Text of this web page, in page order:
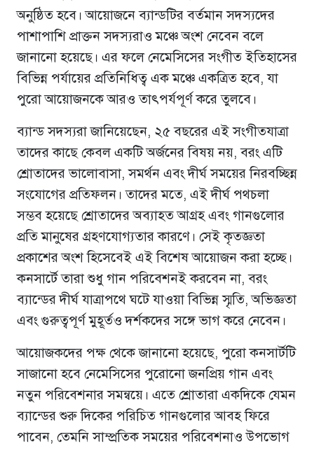
অনুষ্ঠিত হবে। আয়োজনে ব্যান্ডটির বর্তমান সদস্যদের
পাশাপাশি প্রাক্তন সদস্যরাও মঞ্চে অংশ নেবেন বলে
জানানো হয়েছে। এর ফলে নেমেসিসের সংগীত ইতিহাসের
বিভিন্ন পর্যায়ের প্রতিনিধিত্ব এক মঞ্চে একত্রিত হবে, যা
পুরো আয়োজনকে আরও তাৎপর্যপূর্ণ করে তুলবে।
ব্যান্ড সদস্যরা জানিয়েছেন, ২৫ বছরের এই সংগীতযাত্রা
তাদের কাছে কেবল একটি অর্জনের বিষয় নয়, বরং এটি
শ্রোতাদের ভালোবাসা, সমর্থন এবং দীর্ঘ সময়ের নিরবচ্ছিন্ন
সংযোগের প্রতিফলন। তাদের মতে, এই দীর্ঘ পথচলা
সম্ভব হয়েছে শ্রোতাদের অব্যাহত আগ্রহ এবং গানগুলোর
প্রতি মানুষের গ্রহণযোগ্যতার কারণে। সেই কৃতজ্ঞতা
প্রকাশের অংশ হিসেবেই এই বিশেষ আয়োজন করা হচ্ছে।
কনসার্টে তারা শুধু গান পরিবেশনই করবেন না, বরং
ব্যান্ডের দীর্ঘ যাত্রাপথে ঘটে যাওয়া বিভিন্ন স্মৃতি, অভিজ্ঞতা
এবং গুরুত্বপূর্ণ মুহূর্তও দর্শকদের সঙ্গে ভাগ করে নেবেন।
আয়োজকদের পক্ষ থেকে জানানো হয়েছে, পুরো কনসার্টটি
সাজানো হবে নেমেসিসের পুরোনো জনপ্রিয় গান এবং
নতুন পরিবেশনার সমন্বয়ে। এতে শ্রোতারা একদিকে যেমন
ব্যান্ডের শুরু দিকের পরিচিত গানগুলোর আবহ ফিরে
পাবেন, তেমনি সাম্প্রতিক সময়ের পরিবেশনাও উপভোগ